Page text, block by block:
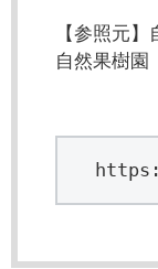
【参照元
自然果樹園